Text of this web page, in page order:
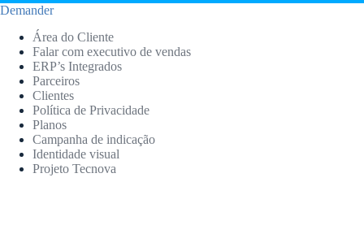
Demander
Área do Cliente
Falar com executivo de vendas
ERP’s Integrados
Parceiros
Clientes
Política de Privacidade
Planos
Campanha de indicação
Identidade visual
Projeto Tecnova